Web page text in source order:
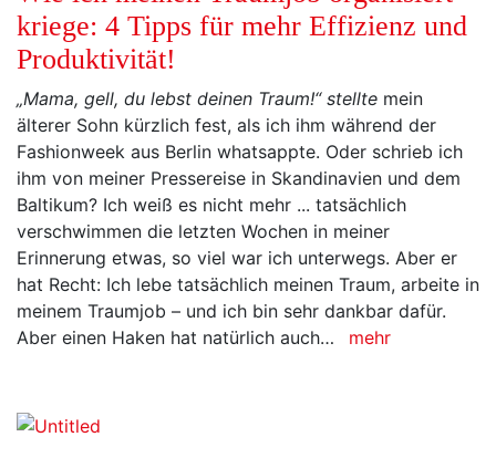
kriege: 4 Tipps für mehr Effizienz und
Produktivität!
„Mama, gell, du lebst deinen Traum!“ stellte
mein
älterer Sohn kürzlich fest, als ich ihm während der
Fashionweek aus Berlin whatsappte. Oder schrieb ich
ihm von meiner Pressereise in Skandinavien und dem
Baltikum? Ich weiß es nicht mehr ... tatsächlich
verschwimmen die letzten Wochen in meiner
Erinnerung etwas, so viel war ich unterwegs. Aber er
hat Recht: Ich lebe tatsächlich meinen Traum, arbeite in
meinem Traumjob – und ich bin sehr dankbar dafür.
Aber einen Haken hat natürlich auch…
mehr